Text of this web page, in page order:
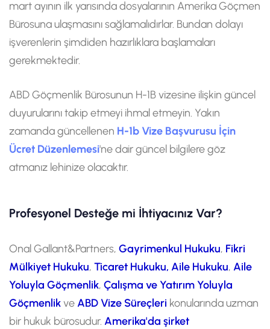
mart ayının ilk yarısında dosyalarının Amerika Göçmen
Bürosuna ulaşmasını sağlamalıdırlar. Bundan dolayı
işverenlerin şimdiden hazırlıklara başlamaları
gerekmektedir.
ABD Göçmenlik Bürosunun H-1B vizesine ilişkin güncel
duyurularını takip etmeyi ihmal etmeyin. Yakın
zamanda güncellenen H-1b Vize Başvurusu İçin
Ücret Düzenlemesi'ne dair güncel bilgilere göz
atmanız lehinize olacaktır.
Profesyonel Desteğe mi İhtiyacınız Var?
Onal Gallant&Partners, Gayrimenkul Hukuku, Fikri
Mülkiyet Hukuku, Ticaret Hukuku, Aile Hukuku, Aile
Yoluyla Göçmenlik, Çalışma ve Yatırım Yoluyla
GöçmenlikveABD Vize Süreçleri konularında uzman
bir hukuk bürosudur. Amerika'da şirket